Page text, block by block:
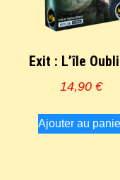
Exit : L’île
14,90€
Ajouter au